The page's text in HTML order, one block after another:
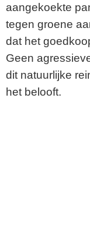
aangekoekte
tegen groene
dat het
Geen
dit natuurlijke
het belooft.